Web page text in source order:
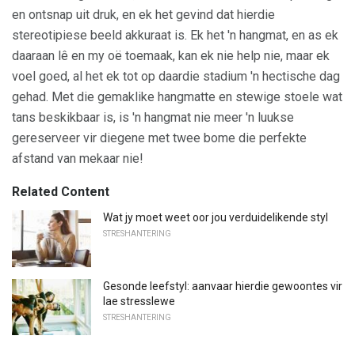
en ontsnap uit druk, en ek het gevind dat hierdie
stereotipiese beeld akkuraat is. Ek het 'n hangmat, en as ek
daaraan lê en my oë toemaak, kan ek nie help nie, maar ek
voel goed, al het ek tot op daardie stadium 'n hectische dag
gehad. Met die gemaklike hangmatte en stewige stoele wat
tans beskikbaar is, is 'n hangmat nie meer 'n luukse
gereserveer vir diegene met twee bome die perfekte
afstand van mekaar nie!
Related Content
Wat jy moet weet oor jou verduidelikende styl
STRESHANTERING
Gesonde leefstyl: aanvaar hierdie gewoontes vir
lae stresslewe
STRESHANTERING